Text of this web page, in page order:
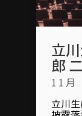
立
郎
11
立川